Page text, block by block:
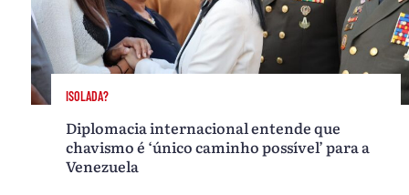
ISOLADA?
Diplomacia internacional entende que
chavismo é ‘único caminho possível’ para a
Venezuela